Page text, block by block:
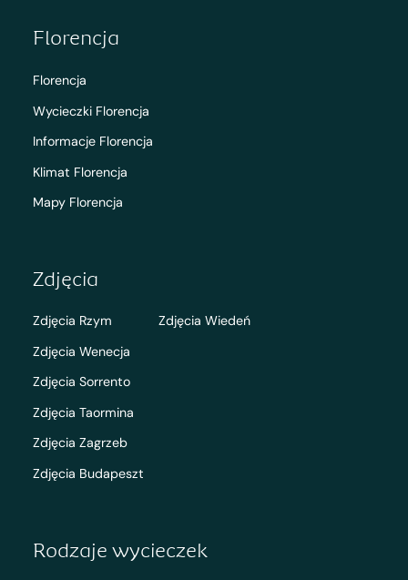
Florencja
Florencja
Wycieczki Florencja
Informacje Florencja
Klimat Florencja
Mapy Florencja
Zdjęcia
Zdjęcia Rzym
Zdjęcia Wenecja
Zdjęcia Sorrento
Zdjęcia Taormina
Zdjęcia Zagrzeb
Zdjęcia Budapeszt
Zdjęcia Wiedeń
Rodzaje wycieczek